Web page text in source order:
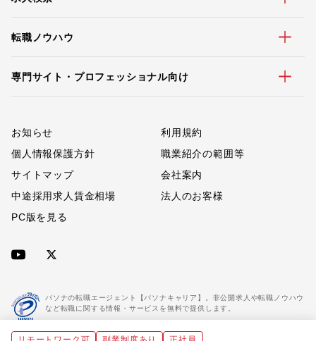
転職ノウハウ
専門サイト・プロフェッショナル向け
お知らせ
利用規約
個人情報保護方針
職業紹介の範囲等
サイトマップ
会社案内
中途採用求人賃金相場
法人のお客様
PC版を見る
パソナの転職エージェント【パソナキャリア】。非公開求人や転職ノウハウ
など転職に関する情報・サービスを無料で提供します。